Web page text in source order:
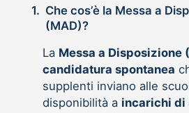
1. Che cos’è la Messa a Disposizione
(MAD)?
La Messa a Disposizione
candidatura spontanea
supplenti inviano alle
disponibilità a incarichi di